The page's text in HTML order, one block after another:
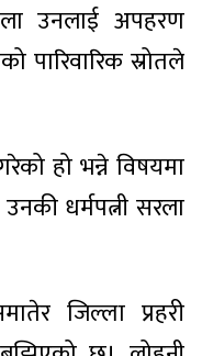
उनलाई अपहरण
पारिवारिक स्रोतले
हो भन्ने विषयमा
धर्मपत्नी सरला
जिल्ला प्रहरी